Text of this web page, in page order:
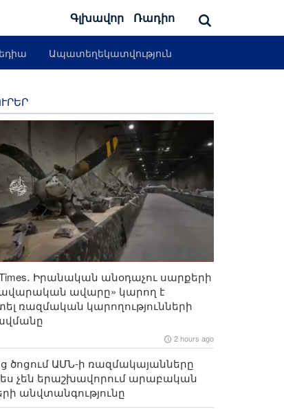
Գլխավոր Ռադիո
Ապատեղեկատվություն
Times․ Իրանական անօդաչու սարքերի
ավարը» կարող է
ռազմական կարողությունների
2 hours ago
ծոցում ԱՄՆ-ի ռազմակայանները
չեն երաշխավորում արաբական
անվտանգությունը